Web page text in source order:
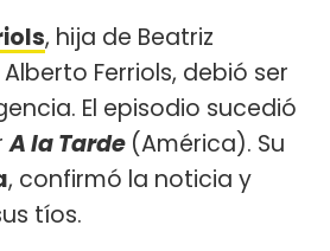
, hija de Beatriz
Ferriols, debió ser
El episodio sucedió
A la Tarde (América). Su
, confirmó la noticia y
tíos.